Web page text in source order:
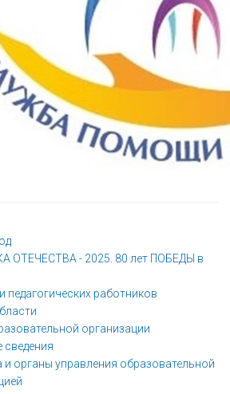
ОТЕЧЕСТВА - 2025. 80 лет ПОБЕДЫ в
педагогических работников
организации
и органы управления образовательной